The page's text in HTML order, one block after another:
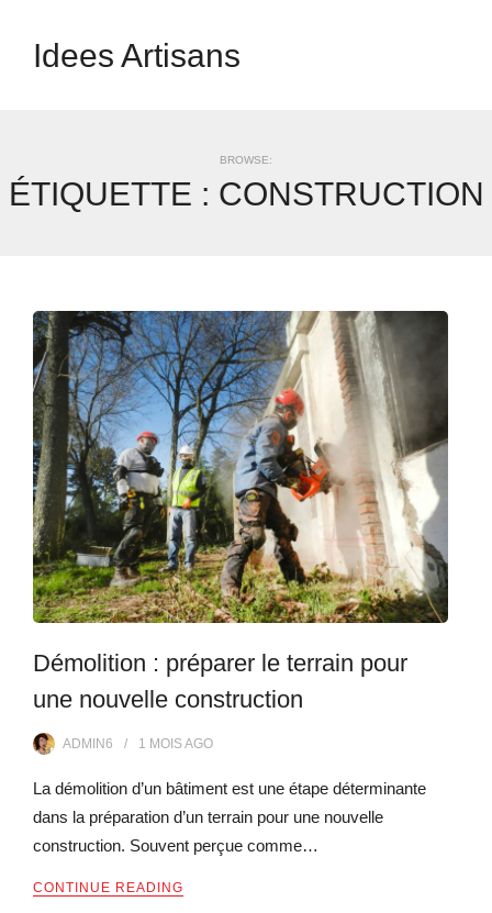
Idees Artisans
BROWSE:
ÉTIQUETTE : CONSTRUCTION
Démolition : préparer le terrain pour
une nouvelle construction
ADMIN6 1 MOISAGO
La démolition d’un bâtiment est une étape déterminante
dans la préparation d’un terrain pour une nouvelle
construction. Souvent perçue comme…
CONTINUE READING